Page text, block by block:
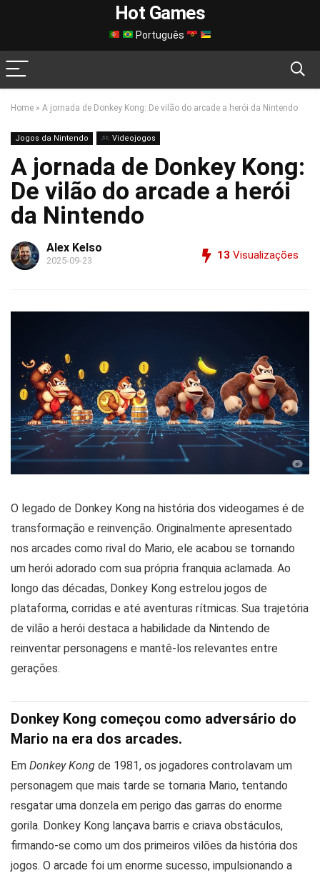
Hot Games
Português
Home » A jornada de Donkey Kong: De vilão do arcade a herói da Nintendo
Jogos da Nintendo Videojogos
A jornada de Donkey Kong:
De vilão do arcade a herói
da Nintendo
Alex Kelso
2025-09-23 13 Visualizações
O legado de Donkey Kong na história dos videogames é de
transformação e reinvenção. Originalmente apresentado
nos arcades como rival do Mario, ele acabou se tornando
um herói adorado com sua própria franquia aclamada. Ao
longo das décadas, Donkey Kong estrelou jogos de
plataforma, corridas e até aventuras rítmicas. Sua trajetória
de vilão a herói destaca a habilidade da Nintendo de
reinventar personagens e mantê-los relevantes entre
gerações.
Donkey Kong começou como adversário do
Mario na era dos arcades.
Em Donkey Kong de 1981, os jogadores controlavam um
personagem que mais tarde se tornaria Mario, tentando
resgatar uma donzela em perigo das garras do enorme
gorila. Donkey Kong lançava barris e criava obstáculos,
firmando-se como um dos primeiros vilões da história dos
jogos. O arcade foi um enorme sucesso, impulsionando a